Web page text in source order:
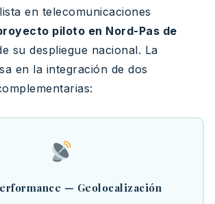
en telecomunicaciones
piloto en Nord-Pas de
su despliegue nacional. La
en la integración de dos
— Geolocalización